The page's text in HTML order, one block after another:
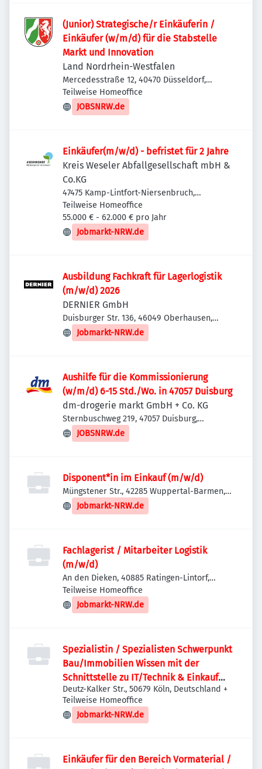
(Junior) Strategische/r Einkäuferin /
Einkäufer (w/m/d) für die Stabstelle
Markt und Innovation
Land Nordrhein-Westfalen
Mercedesstraße 12, 40470 Düsseldorf,
Deutschland
Teilweise Homeoffice
JOBSNRW.de
Einkäufer(m/w/d) - befristet für 2 Jahre
Kreis Weseler Abfallgesellschaft mbH &
Co.KG
47475 Kamp-Lintfort-Niersenbruch,
Deutschland
Teilweise Homeoffice
55.000 € - 62.000 € pro Jahr
Jobmarkt-NRW.de
Ausbildung Fachkraft für Lagerlogistik
(m/w/d) 2026
DERNIER GmbH
Duisburger Str. 136, 46049 Oberhausen,
Deutschland
Jobmarkt-NRW.de
Aushilfe für die Kommissionierung
(w/m/d) 6-15 Std./Wo. in 47057 Duisburg
dm-drogerie markt GmbH + Co. KG
Sternbuschweg 219, 47057 Duisburg,
Deutschland
JOBSNRW.de
Disponent*in im Einkauf (m/w/d)
Müngstener Str., 42285 Wuppertal-Barmen,
Deutschland
Jobmarkt-NRW.de
Fachlagerist / Mitarbeiter Logistik
(m/w/d)
An den Dieken, 40885 Ratingen-Lintorf,
Deutschland
Teilweise Homeoffice
Jobmarkt-NRW.de
Spezialistin / Spezialisten Schwerpunkt
Bau/Immobilien Wissen mit der
Schnittstelle zu IT/Technik & Einkauf
(m/w/d)
Deutz-Kalker Str., 50679 Köln, Deutschland +
Teilweise Homeoffice
Jobmarkt-NRW.de
Einkäufer für den Bereich Vormaterial /